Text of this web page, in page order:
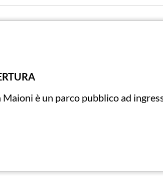
di un progetto di riqualificazione
di camelie il cui aspetto scientifico
è un parco pubblico ad ingresso
è un parco pubblico ad